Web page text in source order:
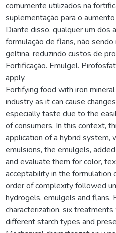
comumente utilizados na
suplementação para o
Diante disso, qualquer um dos
formulação de flans, não sendo
geltina, reduzindo custos de
Fortificação. Emulgel.
apply.
Fortifying food with iron
industry as it can cause
especially taste due to the
of consumers. In this context,
application of a hybrid system,
emulsions, the emulgels,
and evaluate them for color,
acceptability in the formulation
order of complexity followed
hydrogels, emulgels and flans.
characterization, six
different starch types and